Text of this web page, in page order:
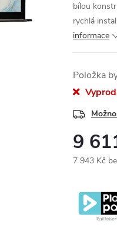
bílou
rychlá
informace
Položka
9
7 943 Kč